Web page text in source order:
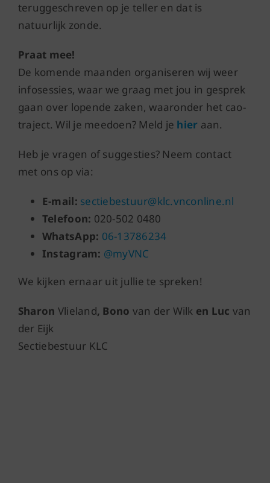
teruggeschreven op je teller en dat is
natuurlijk zonde.
Praat mee!
De komende maanden organiseren wij weer
infosessies, waar we graag met jou in gesprek
gaan over lopende zaken, waaronder het cao-
traject. Wil je meedoen? Meld je hier aan.
Heb je vragen of suggesties? Neem contact
met ons op via:
E-mail: sectiebestuur@klc.vnconline.nl
Telefoon: 020-502 0480
WhatsApp: 06-13786234
Instagram: @myVNC
We kijken ernaar uit jullie te spreken!
Sharon Vlieland, Bono van der Wilk en Luc van
der Eijk
Sectiebestuur KLC